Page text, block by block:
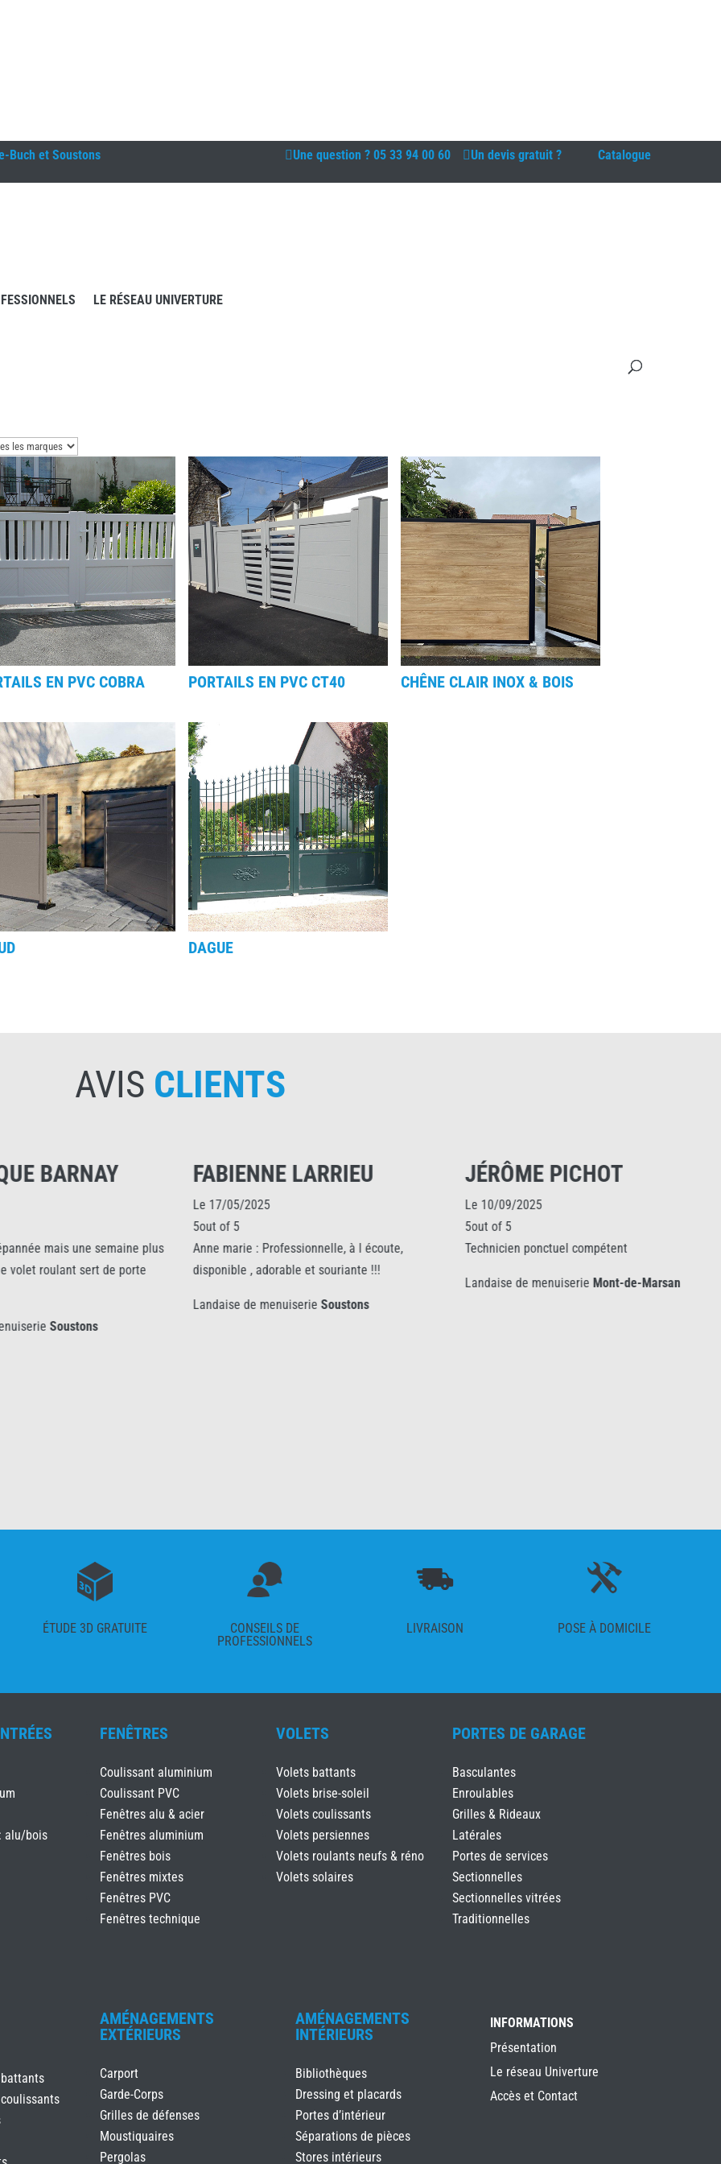
Buch et Soustons Une question ? 05 33 94 00 60 Un devis gratuit ? Catalogue
LE RÉSEAU UNIVERTURE
EN PVC COBRA PORTAILS EN PVC CT40 CHÊNE CLAIR INOX & BOIS
DAGUE
AVIS CLIENTS
BARNAY
mais une semaine plus
volet roulant sert de porte
Soustons
FABIENNE LARRIEU
Le 17/05/2025
5out of 5
Anne marie : Professionnelle, à l écoute,
disponible , adorable et souriante !!!
Landaise de menuiserie Soustons
JÉRÔME PICHOT
Le 10/09/2025
5out of 5
Technicien ponctuel compétent
Landaise de menuiserie Mont-de-Marsan
ÉTUDE 3D GRATUITE
CONSEILS DE
PROFESSIONNELS
LIVRAISON POSE À DOMICILE
alu/bois
FENÊTRES
Coulissant aluminium
Coulissant PVC
Fenêtres alu & acier
Fenêtres aluminium
Fenêtres bois
Fenêtres mixtes
Fenêtres PVC
Fenêtres technique
VOLETS
Volets battants
Volets brise-soleil
Volets coulissants
Volets persiennes
Volets roulants neufs & réno
Volets solaires
PORTES DE GARAGE
Basculantes
Enroulables
Grilles & Rideaux
Latérales
Portes de services
Sectionnelles
Sectionnelles vitrées
Traditionnelles
AMÉNAGEMENTS
EXTÉRIEURS
Carport
Garde-Corps
Grilles de défenses
Moustiquaires
Pergolas
AMÉNAGEMENTS
INTÉRIEURS
Bibliothèques
Dressing et placards
Portes d’intérieur
Séparations de pièces
Stores intérieurs
INFORMATIONS
Présentation
Le réseau Univerture
Accès et Contact